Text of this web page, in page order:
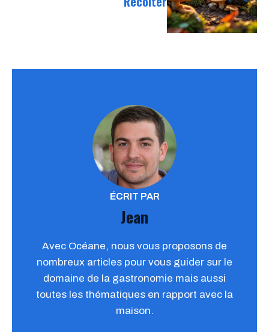
ÉCRIT PAR
Jean
Avec Océane, nous vous proposons de
nombreux articles pour vous guider sur le
domaine de la gastronomie mais aussi
toutes les thématiques en rapport avec la
maison.